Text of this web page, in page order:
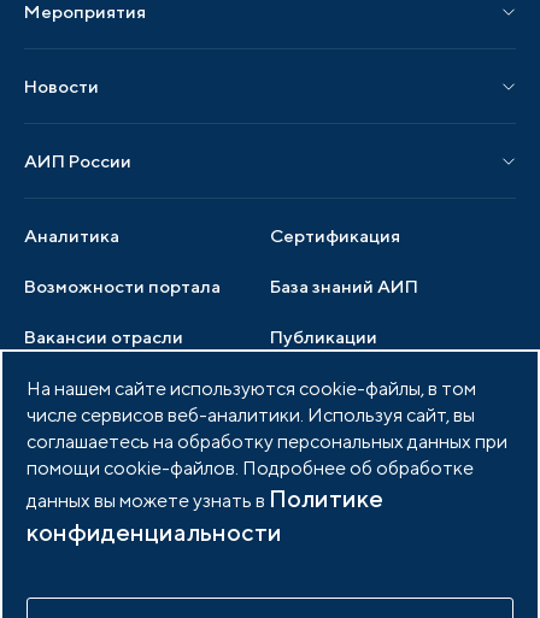
Аналитика Сертификация
Возможности портала
Публикации СМИ и статьи
Образцы документов
База знаний АИП
Вакансии отрасли
Мероприятия
Мероприятия отрасли
Новости
Новости отрасли
Публикации
Медиатека Тендеры
АИП России
Члены ассоциации
Услуги ассоциации
Документы АИП
Партнеры ассоциации
Фото и видео
Членство в АИП Войти в личный кабинет
На нашем сайте используются cookie-файлы, в том
числе сервисов веб-аналитики. Используя сайт, вы
соглашаетесь на обработку персональных данных при
помощи cookie-файлов. Подробнее об обработке
данных вы можете узнать в Политике
конфиденциальности